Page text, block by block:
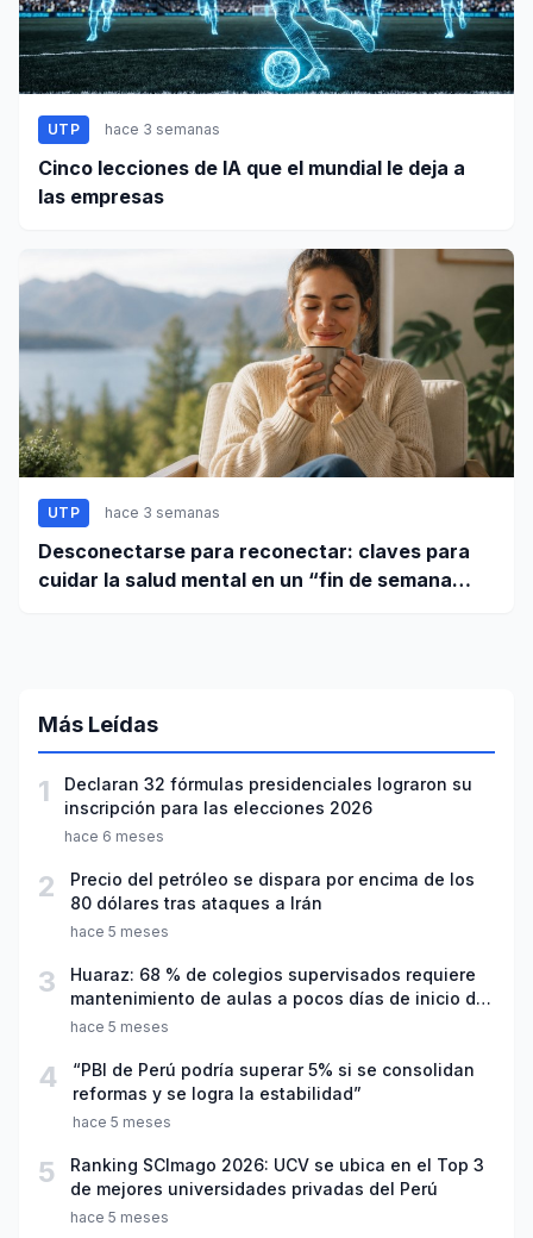
UTP hace 3 semanas
Cinco lecciones de IA que el mundial le deja a
las empresas
UTP hace 3 semanas
Desconectarse para reconectar: claves para
cuidar la salud mental en un “fin de semana
Más Leídas
1
Declaran 32 fórmulas presidenciales lograron su
inscripción para las elecciones 2026
hace 6 meses
2
Precio del petróleo se dispara por encima de los
80 dólares tras ataques a Irán
hace 5 meses
3
Huaraz: 68 % de colegios supervisados requiere
mantenimiento de aulas a pocos días de inicio del
año escolar 2026
hace 5 meses
4
“PBI de Perú podría superar 5% si se consolidan
reformas y se logra la estabilidad”
hace 5 meses
5
Ranking SCImago 2026: UCV se ubica en el Top 3
de mejores universidades privadas del Perú
hace 5 meses